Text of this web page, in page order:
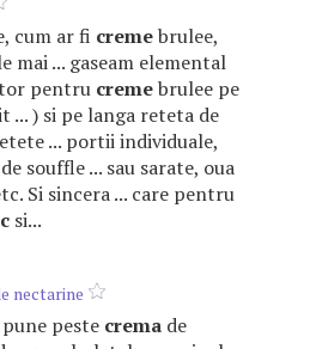
cum ar fi cremebrulee,
mai ... gaseam elemental
pentru cremebrulee pe
... ) si pe langa reteta de
... portii individuale,
souffle ... sau sarate, oua
Si sincera ... care pentru
si...
nectarine
pune peste crema de